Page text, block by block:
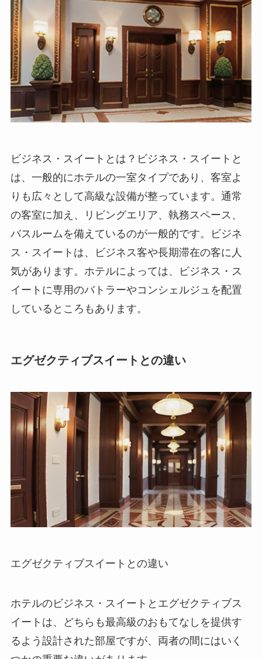
ビジネス・スイートとは ？ビジネス・スイートと
は、一般的にホテルの一室タイプであり、客室よ
りも広々として高級な設備が整っています。通常
の客室に加え、リビングエリア、執務スペース、
バスルームを備えているのが一般的です。ビジネ
ス・スイートは、ビジネス客や長期滞在の客に人
気があります。ホテルによっては、ビジネス・ス
イートに専用のバトラーやコンシェルジュを配置
しているところもあります。
エグゼクティブスイートとの違い
エグゼクティブスイートとの違い
ホテルのビジネス・スイートとエグゼクティブス
イートは、どちらも最高級のおもてなしを提供す
るよう設計された部屋ですが、両者の間にはいく